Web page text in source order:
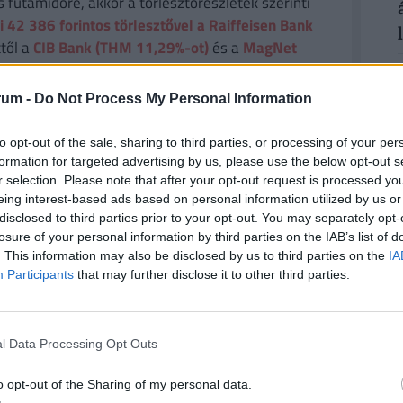
- Do Not Process My Personal Information
opt-out of the sale, sharing to third parties, or processing of your
for targeted advertising by us, please use the below opt-out
selection. Please note that after your opt-out request is processed
interest-based ads based on personal information utilized by us
to third parties prior to your opt-out. You may separately
of your personal information by third parties on the IAB’s list of
This information may also be disclosed by us to third parties on the
Participants that may further disclose it to other third parties.
Data Processing Opt Outs
opt-out of the Sharing of my personal data.
42 386 forintos törlesztővel a Raiffeisen Bank
a CIB Bank (THM 11,29%-ot)és a MagNet
bankok ajánlataiért, illetve a konstrukciók
összeg, stb.) keresd fel aPénzcentrum
jogi egyezmény esetében, kevés
megállapodást. A szerződés vitarendezési
majd választottbíráskodást irányoz elő.